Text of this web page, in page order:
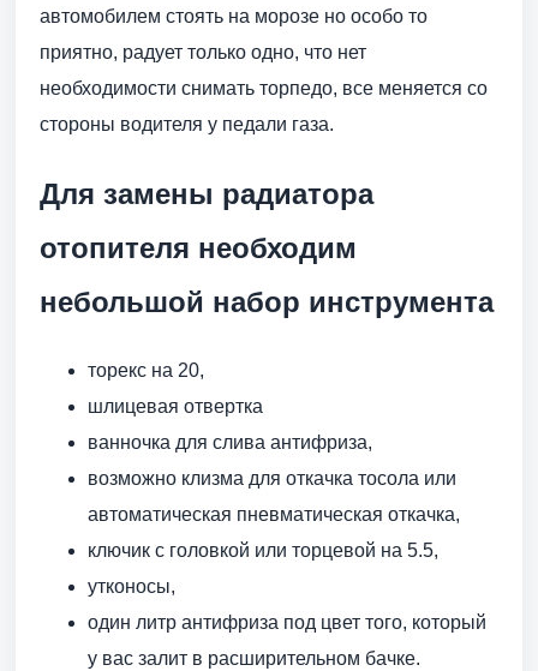
автомобилем стоять на морозе но особо то
приятно, радует только одно, что нет
необходимости снимать торпедо, все меняется со
стороны водителя у педали газа.
Для замены радиатора
отопителя необходим
небольшой набор инструмента
торекс на 20,
шлицевая отвертка
ванночка для слива антифриза,
возможно клизма для откачка тосола или
автоматическая пневматическая откачка,
ключик с головкой или торцевой на 5.5,
утконосы,
один литр антифриза под цвет того, который
у вас залит в расширительном бачке.